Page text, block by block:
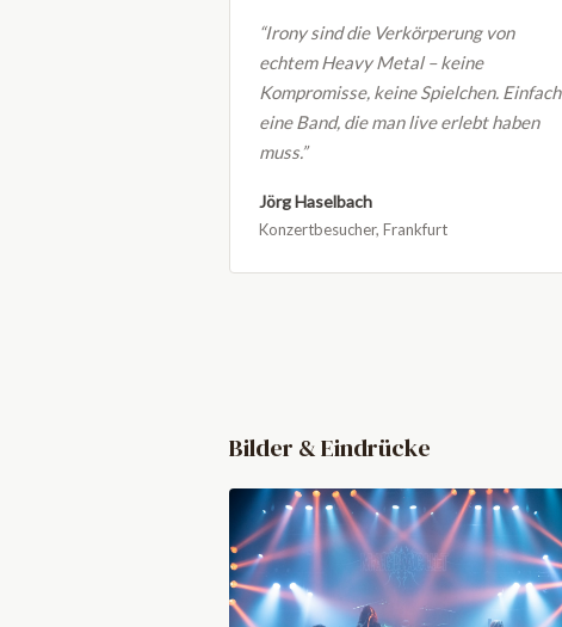
“Irony sind die Verkörperung von
echtem Heavy Metal – keine
Kompromisse, keine Spielchen. Einfach
eine Band, die man live erlebt haben
muss.”
Jörg Haselbach
Konzertbesucher, Frankfurt
Bilder & Eindrücke